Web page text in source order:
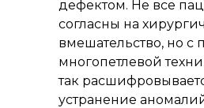
дефектом. Не все
согласны на
вмешательство, но с
многопетлевой
так
устранение